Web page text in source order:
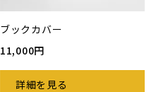
ブックカバー
11,000円
詳細を見る